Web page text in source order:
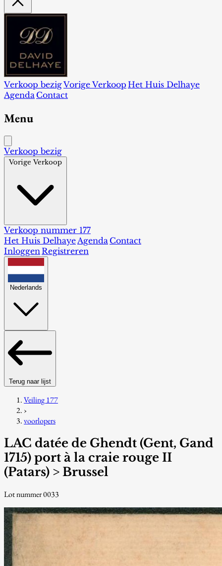
Verkoop bezigVorige Verkoop Het Huis Delhaye
Agenda Contact
Menu
Verkoop bezig
Vorige Verkoop
Verkoop nummer 177
Het Huis DelhayeAgenda Contact
InloggenRegistreren
Nederlands
Terug naar lijst
Veiling 177
›
voorlopers
LAC datée de Ghendt (Gent, Gand
1715) port à la craie rouge II
(Patars) > Brussel
Lot nummer 0033